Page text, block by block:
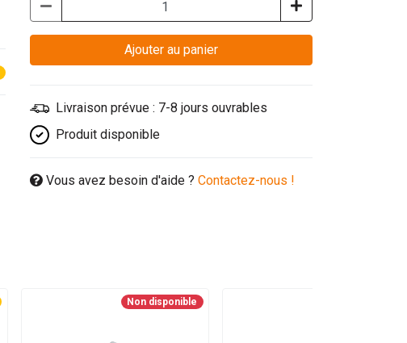
Ajouter au panier
Livraison prévue : 7-8 jours ouvrables
Produit disponible
Vous avez besoin d'aide ? Contactez-nous !
Non disponible